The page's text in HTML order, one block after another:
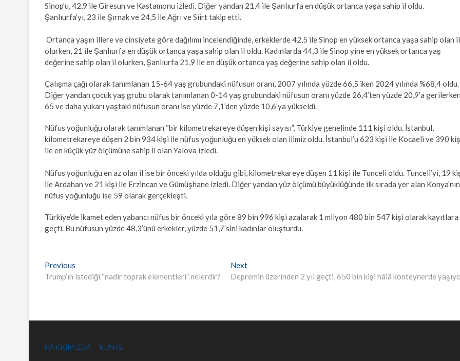
Sinop’u, 42,9 ile Giresun ve Kastamonu izledi. Diğer yandan 21,4 ile Şanlıurfa en düşük ortanca yaşa sahip il oldu.
Şanlıurfa’yı, 23 ile Şırnak ve 24,5 ile Ağrı ve Siirt takip etti.
Ortanca yaşın illere ve cinsiyete göre dağılımı incelendiğinde, erkeklerde 42,5 ile Sinop en yüksek ortanca yaşa sahip olan il
olurken, 21 ile Şanlıurfa en düşük ortanca yaşa sahip olan il oldu. Kadınlarda 44,3 ile Sinop yine en yüksek ortanca yaş
değerine sahip olan il olurken, Şanlıurfa 21,9 ile en düşük ortanca yaş değerine sahip olan il oldu.
Çalışma çağı olarak tanımlanan 15-64 yaş grubundaki nüfusun oranı, 2007 yılında yüzde 66,5 iken 2024 yılında %68,4 oldu.
Diğer yandan çocuk yaş grubu olarak tanımlanan 0-14 yaş grubundaki nüfusun oranı yüzde 26,4’ten yüzde 20,9’a
65 ve daha yukarı yaştaki nüfusun oranı ise yüzde 7,1’den yüzde 10,6’ya yükseldi.
Nüfus yoğunluğu olarak tanımlanan “bir kilometrekareye düşen kişi sayısı”, Türkiye genelinde 111 kişi oldu. İstanbul,
kilometrekareye düşen 2 bin 934 kişi ile nüfus yoğunluğu en yüksek olan ilimiz oldu. İstanbul’u 623 kişi ile Kocaeli ve 390
ile en küçük yüz ölçümüne sahip il olan Yalova izledi.
Nüfus yoğunluğu en az olan il ise bir önceki yılda olduğu gibi, kilometrekareye düşen 11 kişi ile Tunceli oldu. Tunceli’yi, 19
ile Ardahan ve 21 kişi ile Erzincan ve Gümüşhane izledi. Diğer yandan yüz ölçümü büyüklüğünde ilk sırada yer alan Konya’nın
nüfus yoğunluğu ise 59 olarak gerçekleşti.
Türkiye’de ikamet eden yabancı nüfus bir önceki yıla göre 89 bin 996 kişi azalarak 1 milyon 480 bin 547 kişi olarak kayıtlara
geçti. Bu nüfusun yüzde 48,3’ünü erkekler, yüzde 51,7’sini kadınlar oluşturdu.
Yazı
gezinmesi
Previous
post:
Trump’ın istediği “nadir toprak elementleri” nelerdir?
NextNext
post:
Depremin üzerinden 2 yıl geçti, 650 bin kişi hâlâ konteynerde
HAKKIMIZDA KÜNYE